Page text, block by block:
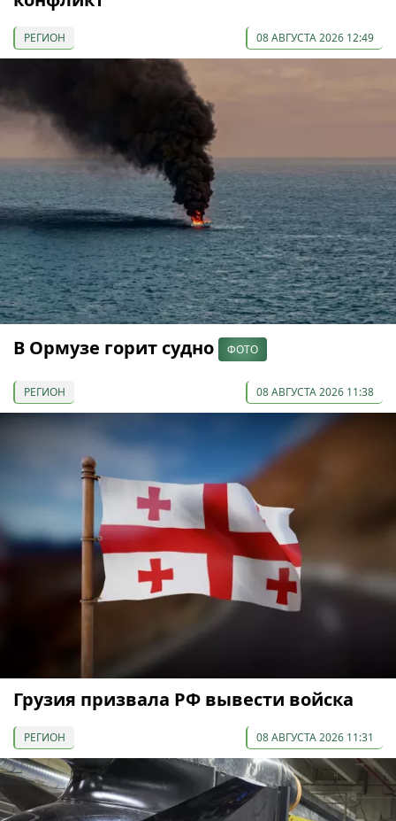
РЕГИОН 08 АВГУСТА 2026 12:49
В Ормузе горит судно ФОТО
РЕГИОН 08 АВГУСТА 2026 11:38
Грузия призвала РФ вывести войска
РЕГИОН 08 АВГУСТА 2026 11:31